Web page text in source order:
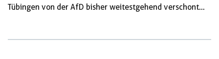
Tübingen von der AfD bisher weitestgehend verschont